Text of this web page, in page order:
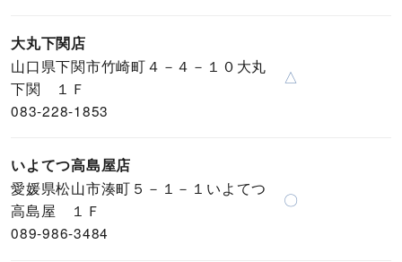
大丸下関店
山口県下関市竹崎町４－４－１０大丸
下関 １Ｆ
083-228-1853
△
いよてつ高島屋店
愛媛県松山市湊町５－１－１いよてつ
高島屋 １Ｆ
089-986-3484
〇